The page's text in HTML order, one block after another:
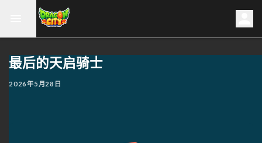
最后的天启骑士
2026年5月28日